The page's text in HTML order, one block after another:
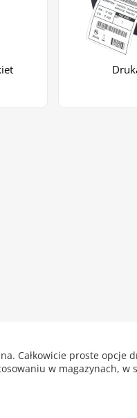
Całkowicie proste opcje
w magazynach, w